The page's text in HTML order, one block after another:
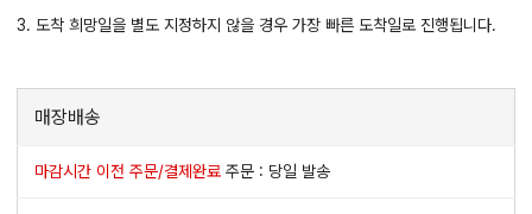
3. 도착 희망일을 별도 지정하지 않을 경우 가장 빠른 도착일로 진행됩니다.
매장배송
마감시간 이전 주문/결제완료 주문 : 당일 발송